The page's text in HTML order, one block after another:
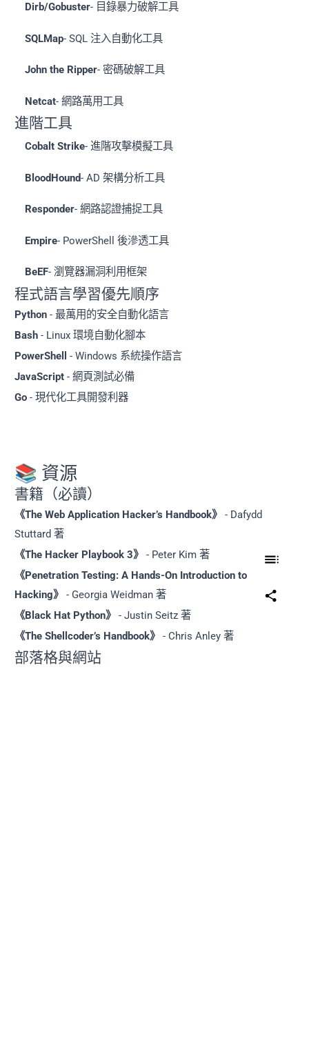
Dirb/Gobuster- 目錄暴力破解工具
SQLMap- SQL 注入自動化工具
John the Ripper- 密碼破解工具
Netcat- 網路萬用工具
進階工具
Cobalt Strike- 進階攻擊模擬工具
BloodHound- AD 架構分析工具
Responder- 網路認證捕捉工具
Empire- PowerShell 後滲透工具
BeEF- 瀏覽器漏洞利用框架
程式語言學習優先順序
Python - 最萬用的安全自動化語言
Bash - Linux 環境自動化腳本
PowerShell
- Windows 系統操作語言
JavaScript - 網頁測試必備
Go - 現代化工具開發利器
📚 資源
書籍（必讀）
《The Web Application Hacker’s Handbook》
- Dafydd
Stuttard 著
《The Hacker Playbook 3》
- Peter Kim 著
《Penetration Testing: A Hands-On Introduction to
Hacking》
- Georgia Weidman 著
《Black Hat Python》
- Justin Seitz 著
《The Shellcoder’s Handbook》
- Chris Anley 著
部落格與網站